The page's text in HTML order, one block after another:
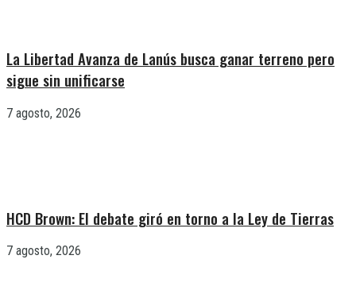
La Libertad Avanza de Lanús busca ganar terreno pero
sigue sin unificarse
7 agosto, 2026
HCD Brown: El debate giró en torno a la Ley de Tierras
7 agosto, 2026